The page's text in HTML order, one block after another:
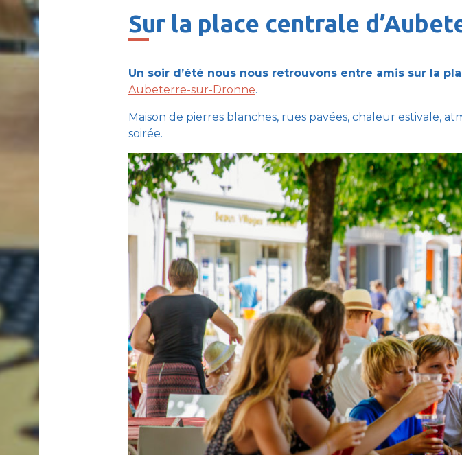
Sur la place centrale
Un soir d’été nous nous retrouvons entre amis sur la
Aubeterre-sur-Dronne.
Maison de pierres blanches, rues pavées, chaleur estivale,
soirée.